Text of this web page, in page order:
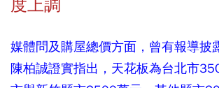
度上調
媒體問及購屋總價方面，曾有報導披
陳柏誠證實指出，天花板為台北市